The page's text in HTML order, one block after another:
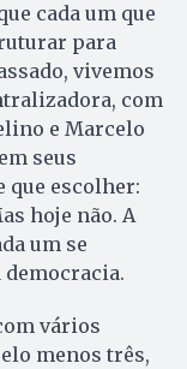
cada um que
para
vivemos
com
e Marcelo
seus
que escolher:
hoje não. A
um se
democracia.
vários
menos três,